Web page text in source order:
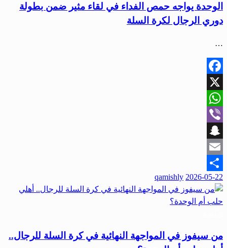
الوحدة يواجه حمص الفداء في لقاء مثير ضمن بطولة
دوري الرجال لكرة السلة
…
Facebook
X
WhatsApp
Viber
Snapchat
Email
Share
نُشر
في
2026-05-22
qamishly
من سيفوز في المواجهة النهائية في كرة السلة للرجال..